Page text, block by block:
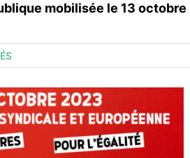
mobilisée le 13 octobre